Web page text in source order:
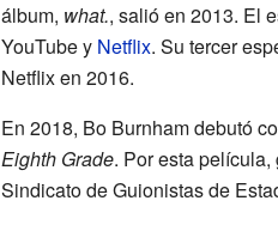
álbum, what., salió en 2013. El
YouTube y Netflix. Su tercer
Netflix en 2016.
En 2018, Bo Burnham debutó
Eighth Grade. Por esta
Sindicato de Guionistas de